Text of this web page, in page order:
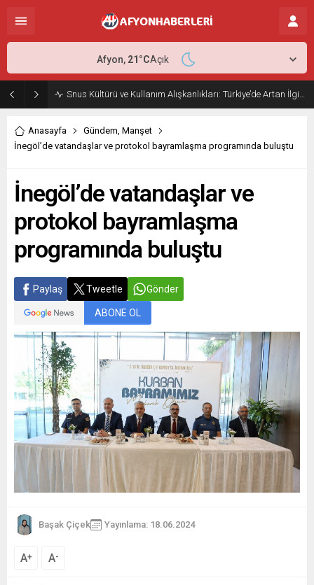
Türkiye’nin Dijital Devrimi: CS 1.6 Mirası Ve Modern Oyun Sektörünün Doğuşu
Afyon, 21°CAçık
Anasayfa Gündem, Manşet
İnegöl’de vatandaşlar ve protokol bayramlaşma programında buluştu
İnegöl’de vatandaşlar ve
protokol bayramlaşma
programında buluştu
Paylaş Tweetle Gönder
ABONE OL
Başak Çiçek Yayınlama: 18.06.2024
A+ A-